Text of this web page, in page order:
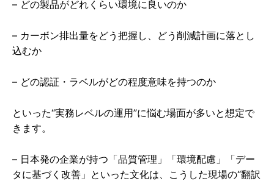
– どの製品がどれくらい環境に良いのか
– カーボン排出量をどう把握し、どう削減計画に落とし
込むか
– どの認証・ラベルがどの程度意味を持つのか
といった“実務レベルの運用”に悩む場面が多いと想定で
きます。
– 日本発の企業が持つ「品質管理」「環境配慮」「デー
タに基づく改善」といった文化は、こうした現場の“翻訳